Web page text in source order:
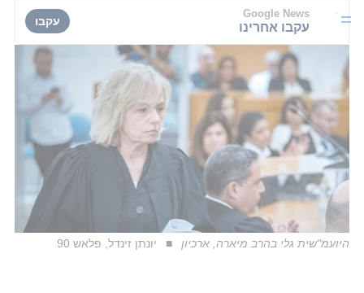
Google News
עקבו אחרינו עקבו
היועמ"שית גלי בהרב מיארה, ארכיון יונתן זינדל, פלאש 90